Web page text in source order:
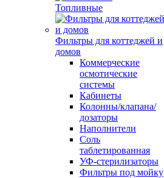
Топливные
Фильтры для коттеджей и
домов
Коммерческие
осмотические
системы
Кабинеты
Колонны/клапана/
дозаторы
Наполнители
Соль
таблетированная
УФ-стерилизаторы
Фильтры под мойку